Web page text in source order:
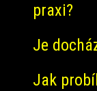
praxi?
Je
Jak